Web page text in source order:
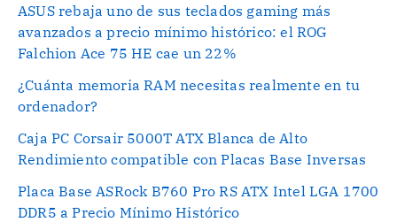
ASUS rebaja uno de sus teclados gaming más
avanzados a precio mínimo histórico: el ROG
Falchion Ace 75 HE cae un 22%
¿Cuánta memoria RAM necesitas realmente en tu
ordenador?
Caja PC Corsair 5000T ATX Blanca de Alto
Rendimiento compatible con Placas Base Inversas
Placa Base ASRock B760 Pro RS ATX Intel LGA 1700
DDR5 a Precio Mínimo Histórico